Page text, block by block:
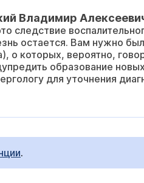
Владимир
следствие
остается. Вам нужно
о которых, вероятно,
образование
для уточнения
.